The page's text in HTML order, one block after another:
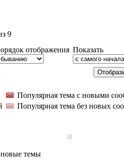
9
отображения Показать
Популярная тема с новыми
Популярная тема без новых
новые темы